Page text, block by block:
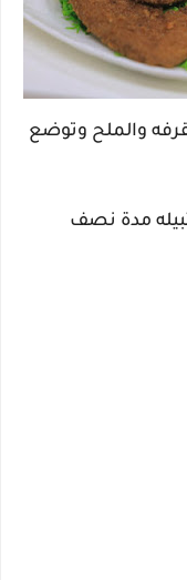
والملح وتوضع
مدة نصف